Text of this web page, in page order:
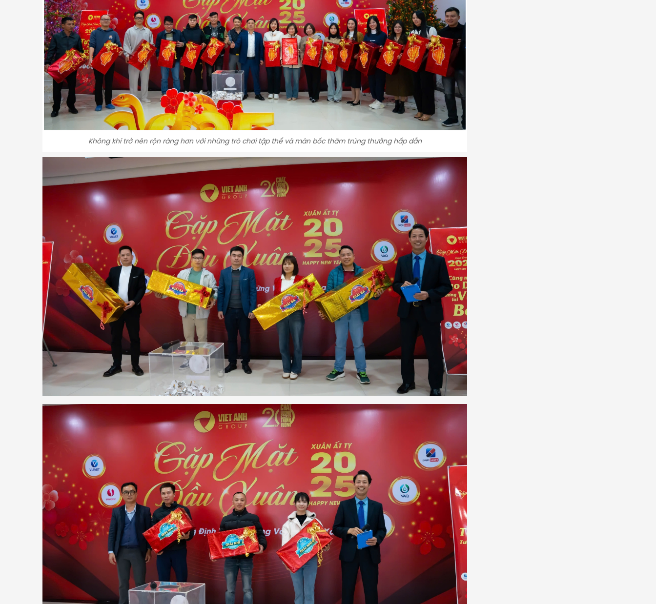
Không khí trở nên rộn ràng hơn với những trò chơi tập thể và màn bốc thăm trúng thưởng hấp dẫn